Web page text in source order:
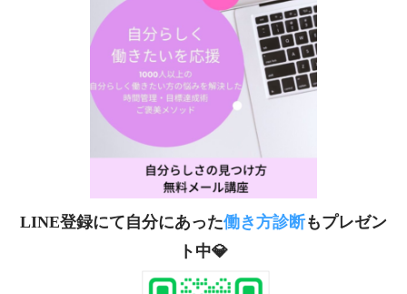
LINE登録にて自分にあった働き方診断もプレゼン
ト中💎